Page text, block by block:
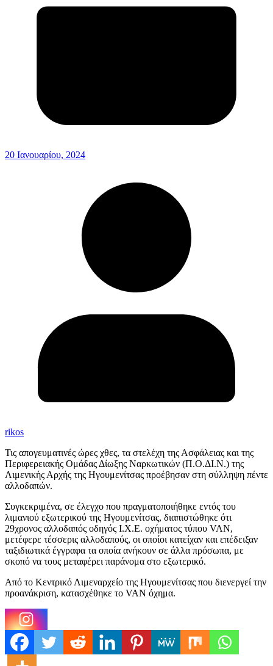
20 Ιανουαρίου, 2024
rikos
Τις απογευματινές ώρες χθες, τα στελέχη της Ασφάλειας και της
Περιφερειακής Ομάδας Δίωξης Ναρκωτικών (Π.Ο.ΔΙ.Ν.) της
Λιμενικής Αρχής της Ηγουμενίτσας προέβησαν στη σύλληψη πέντε
αλλοδαπών.
Συγκεκριμένα, σε έλεγχο που πραγματοποιήθηκε εντός του
λιμανιού εξωτερικού της Ηγουμενίτσας, διαπιστώθηκε ότι
29χρονος αλλοδαπός οδηγός Ι.Χ.Ε. οχήματος τύπου VAN,
μετέφερε τέσσερις αλλοδαπούς, οι οποίοι κατείχαν και επέδειξαν
ταξιδιωτικά έγγραφα τα οποία ανήκουν σε άλλα πρόσωπα, με
σκοπό να τους μεταφέρει παράνομα στο εξωτερικό.
Από το Κεντρικό Λιμεναρχείο της Ηγουμενίτσας που διενεργεί την
προανάκριση, κατασχέθηκε το VAN όχημα.